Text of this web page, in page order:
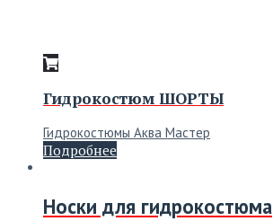
Гидрокостюм ШОРТЫ
Гидрокостюмы Аква Мастер
Подробнее
Носки для гидрокостюма